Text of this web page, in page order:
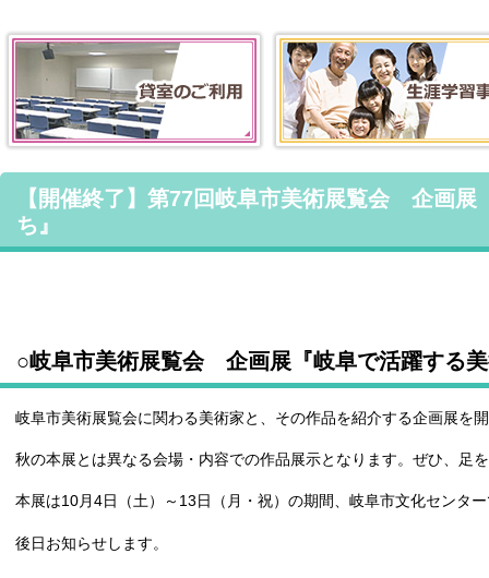
【開催終了】第77回岐阜市美術展覧会 企画展
ち』
○岐阜市美術展覧会 企画展『岐阜で活躍する
岐阜市美術展覧会に関わる美術家と、その作品を紹介する企画展を
秋の本展とは異なる会場・内容での作品展示となります。ぜひ、足
本展は10月4日（土）～13日（月・祝）の期間、岐阜市文化センタ
後日お知らせします。